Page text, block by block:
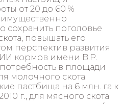
от 20 до 60 %
сохранить поголовье
повышать его
перспектив развития
кормов имени В.Р.
в площади
молочного скота
пастбища на 6 млн. га к
г., для мясного скота